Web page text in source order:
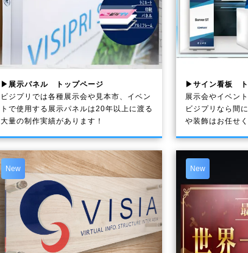
▶展示パネル トップページ
ビジプリでは各種展示会や見本市、イベン
トで使用する展示パネルは20年以上に渡る
大量の制作実績があります！
▶サイン看板 ト
展示会やイベン
ビジプリなら間
や装飾はお任せ
New New